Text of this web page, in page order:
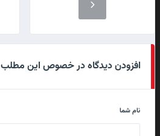
افزودن دیدگاه در خصوص این مطلب
نام شما